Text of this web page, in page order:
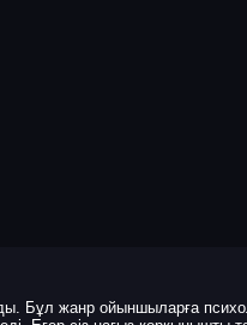
Бұл жанр ойыншыларға